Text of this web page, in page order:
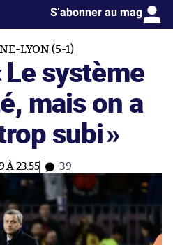
S’abonner au mag
LYON (5-1)
Le système
mais on a
subi»
À 23:55 39